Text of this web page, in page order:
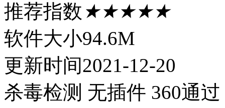
推荐指数 ★★★★★
软件大小94.6M
更新时间2021-12-20
杀毒检测 无插件 360通过